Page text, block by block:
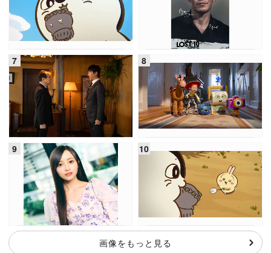
画像をもっと見る